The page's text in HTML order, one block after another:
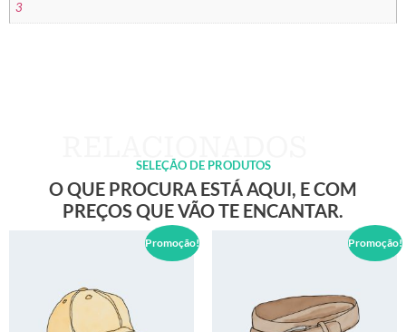
3
SELEÇÃO DE PRODUTOS
O QUE PROCURA ESTÁ AQUI, E COM
PREÇOS QUE VÃO TE ENCANTAR.
Promoção! Promoção!